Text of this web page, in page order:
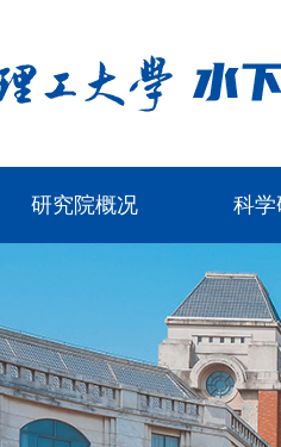
研究院概况 科学